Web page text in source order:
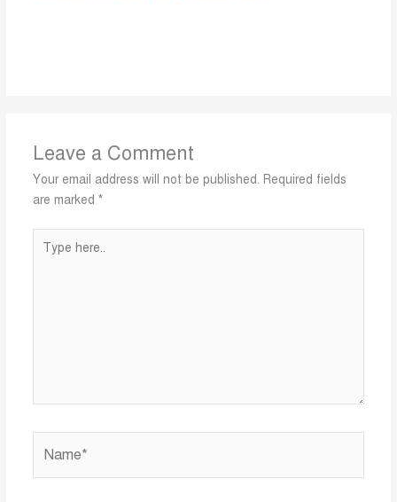
Leave a Comment
Your email address will not be published. Required fields
are marked *
here..